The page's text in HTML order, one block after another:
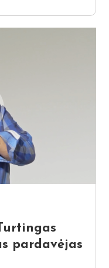
pardavėjas